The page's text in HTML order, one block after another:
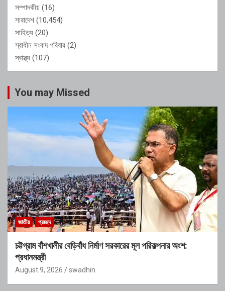
সম্পাদকীয় (16)
সারাদেশ (10,454)
সাহিত্য (20)
স্বাধীন সংবাদ পরিবার (2)
স্বাস্থ্য (107)
You may Missed
জাতীয় প্রচ্ছদ
চট্টগ্রাম বাঁশখালীর বেড়িবাঁধ নির্মাণ সরকারের মূল পরিকল্পনার অংশ:
প্রধানমন্ত্রী
August 9, 2026 swadhin